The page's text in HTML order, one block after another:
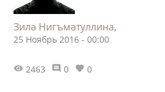
Зилә Нигъмәтуллина,
25 Ноябрь 2016 - 00:00
2463 0 0